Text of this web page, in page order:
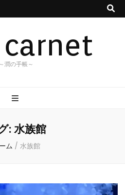
carnet
～潤の手帳～
: 水族館
ム / 水族館